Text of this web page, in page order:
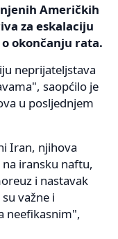
Američkih
za eskalaciju
okončanju rata.
neprijateljstava
saopćilo je
u posljednjem
Iran, njihova
iransku naftu,
i nastavak
važne i
neefikasnim",